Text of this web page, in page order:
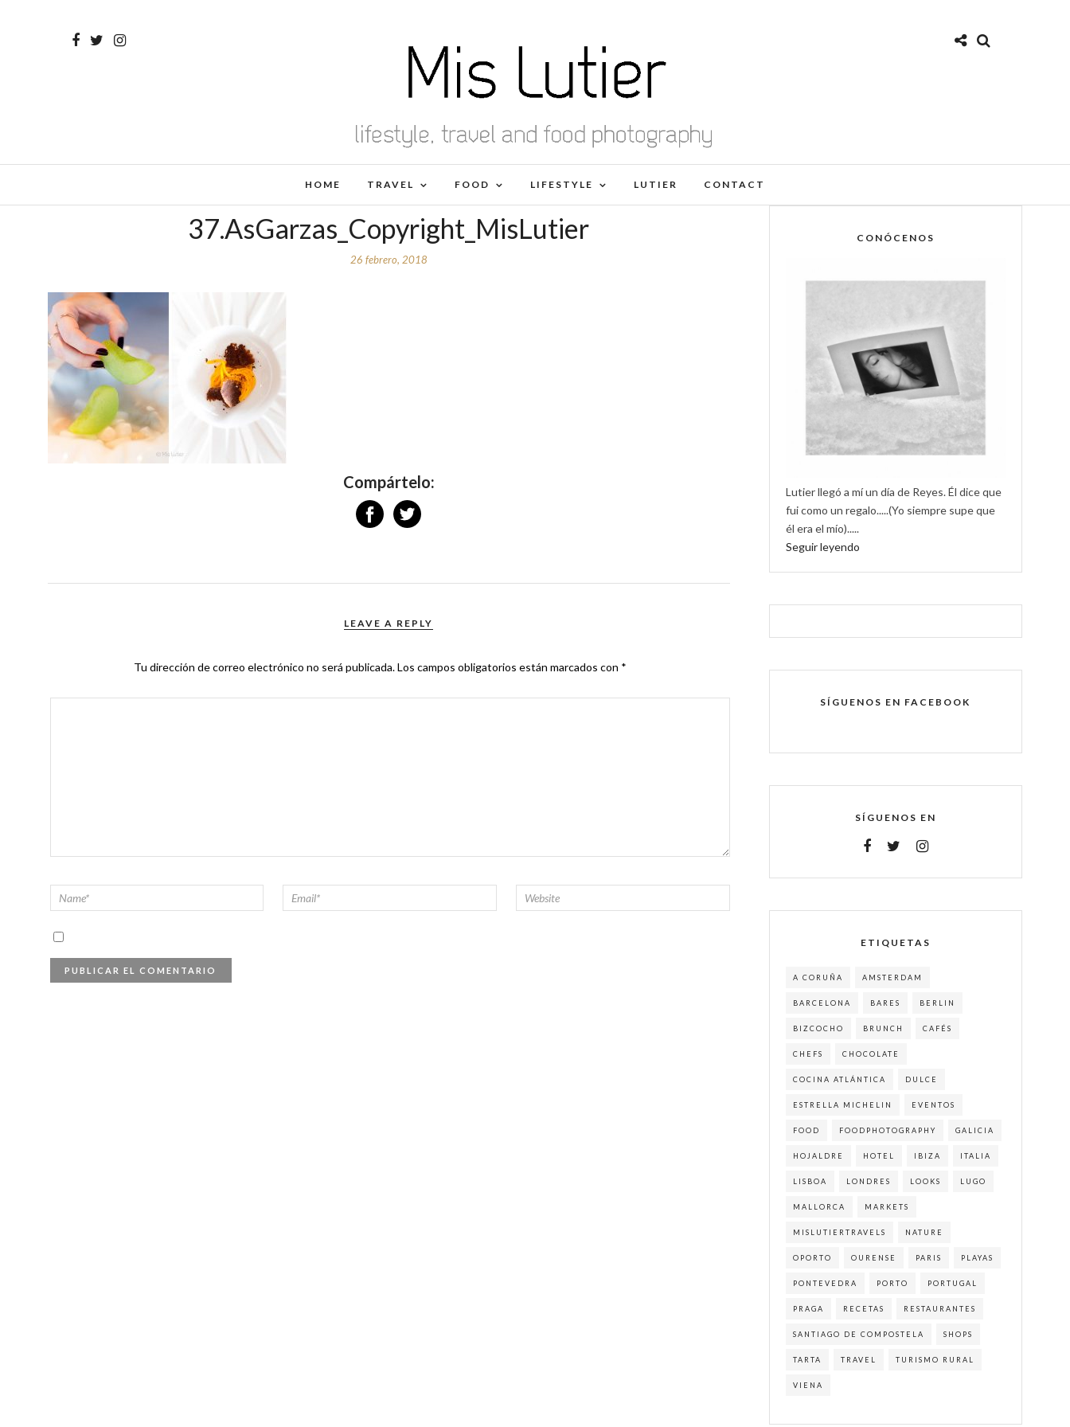
HOME TRAVEL FOOD LIFESTYLE LUTIER CONTACT
37.AsGarzas_Copyright_MisLutier
26 febrero, 2018
Compártelo:
LEAVE A REPLY
Tu dirección de correo electrónico no será publicada.Los campos obligatorios están marcados con *
CONÓCENOS
Lutier llegó a mí un día de Reyes. Él dice que
fui como un regalo.....(Yo siempre supe que
él era el mío).....
Seguir leyendo
SÍGUENOS EN FACEBOOK
SÍGUENOS EN
ETIQUETAS
A CORUÑA AMSTERDAM
BARCELONA BARES BERLIN
BIZCOCHO BRUNCH CAFÉS
CHEFS CHOCOLATE
COCINA ATLÁNTICA DULCE
ESTRELLA MICHELIN EVENTOS
FOOD FOODPHOTOGRAPHY GALICIA
HOJALDRE HOTEL IBIZA ITALIA
LISBOA LONDRES LOOKS LUGO
MALLORCA MARKETS
MISLUTIERTRAVELS NATURE
OPORTO OURENSE PARIS PLAYAS
PONTEVEDRA PORTO PORTUGAL
PRAGA RECETAS RESTAURANTES
SANTIAGO DE COMPOSTELA SHOPS
TARTA TRAVEL TURISMO RURAL
VIENA